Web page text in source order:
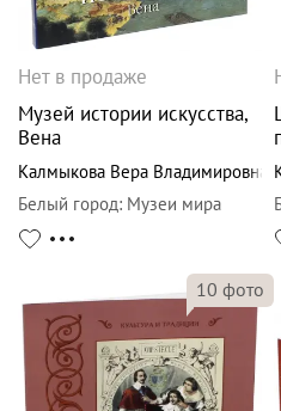
Нет в продаже
Музей истории искусства,
Вена
Калмыкова Вера Владимировна
Белый город: Музеи мира
10 фото